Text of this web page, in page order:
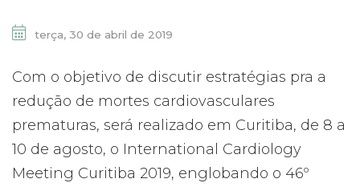
terça, 30 de abril de 2019
Com o objetivo de discutir estratégias pra a
redução de mortes cardiovasculares
prematuras, será realizado em Curitiba, de 8 a
10 de agosto, o International Cardiology
Meeting Curitiba 2019, englobando o 46º